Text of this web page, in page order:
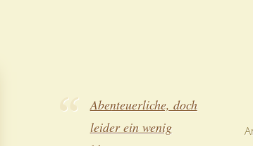
Abenteuerliche, doch
leider ein wenig